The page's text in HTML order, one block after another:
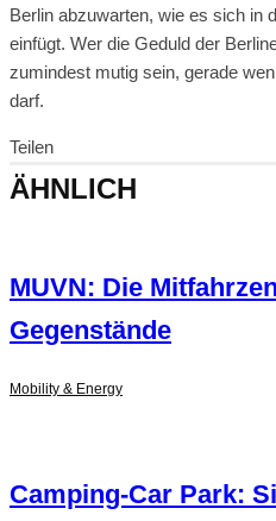
Berlin abzuwarten, wie es sich in
einfügt. Wer die Geduld der
zumindest mutig sein, gerade
darf.
Teilen
ÄHNLICH
MUVN: Die
Gegenstände
Mobility & Energy
Camping-Car Park: